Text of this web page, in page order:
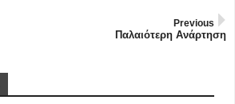
Previous
Παλαιότερη Ανάρτηση